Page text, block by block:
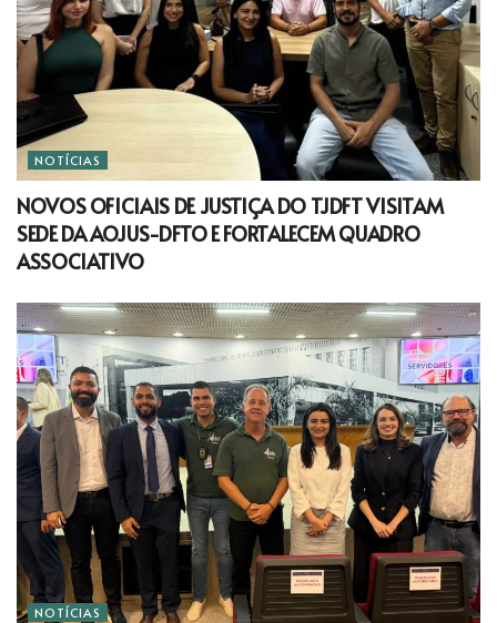
NOTÍCIAS
NOVOS OFICIAIS DE JUSTIÇA DO TJDFT VISITAM
SEDE DA AOJUS-DFTO E FORTALECEM QUADRO
ASSOCIATIVO
NOTÍCIAS